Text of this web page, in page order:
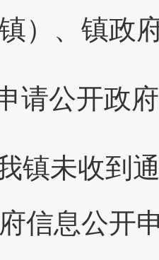
）、镇政
请公开政
镇未收到
信息公开